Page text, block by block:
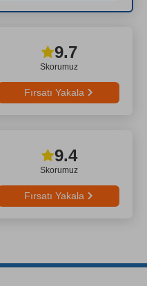
Skorumuz
9.7
Fırsatı Yakala
Skorumuz
9.4
Fırsatı Yakala